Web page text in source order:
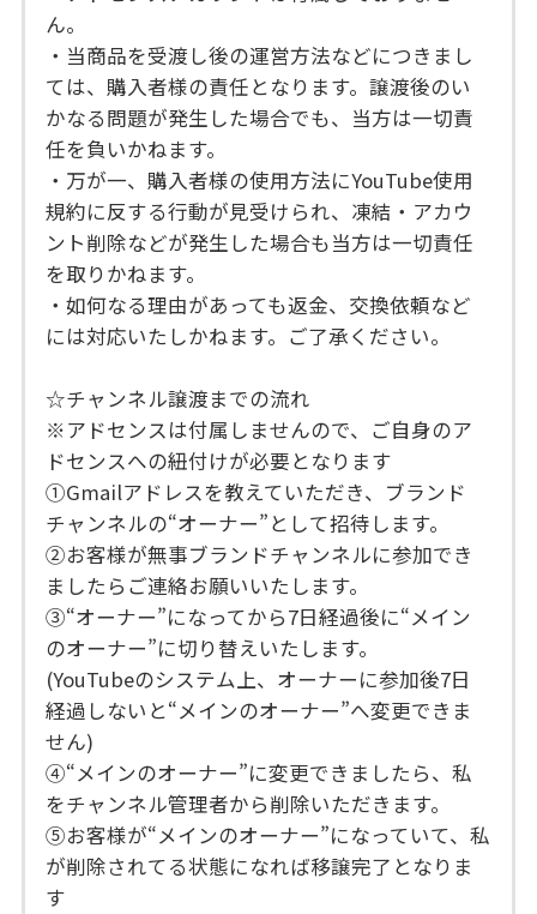
ん。
・当商品を受渡し後の運営方法などにつきまし
ては、購入者様の責任となります。譲渡後のい
かなる問題が発生した場合でも、当方は一切責
任を負いかねます。
・万が一、購入者様の使用方法にYouTube使用
規約に反する行動が見受けられ、凍結・アカウ
ント削除などが発生した場合も当方は一切責任
を取りかねます。
・如何なる理由があっても返金、交換依頼など
には対応いたしかねます。ご了承ください。
☆チャンネル譲渡までの流れ
※アドセンスは付属しませんので、ご自身のア
ドセンスへの紐付けが必要となります
①Gmailアドレスを教えていただき、ブランド
チャンネルの“オーナー”として招待します。
②お客様が無事ブランドチャンネルに参加でき
ましたらご連絡お願いいたします。
③“オーナー”になってから7日経過後に“メイン
のオーナー”に切り替えいたします。
(YouTubeのシステム上、オーナーに参加後7日
経過しないと“メインのオーナー”へ変更できま
せん)
④“メインのオーナー”に変更できましたら、私
をチャンネル管理者から削除いただきます。
⑤お客様が“メインのオーナー”になっていて、私
が削除されてる状態になれば移譲完了となりま
す